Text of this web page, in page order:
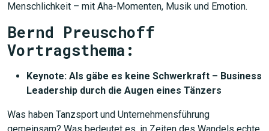
Menschlichkeit – mit Aha-Momenten, Musik und Emotion.
Bernd Preuschoff
Vortragsthema:
Keynote: Als gäbe es keine Schwerkraft – Business
Leadership durch die Augen eines Tänzers
Was haben Tanzsport und Unternehmensführung